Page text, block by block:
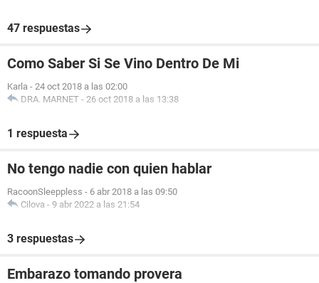
47 respuestas
Como Saber Si Se Vino Dentro De Mi
Karla - 24 oct 2018 a las 02:00
DRA. MARNET - 26 oct 2018 a las 13:38
1 respuesta
No tengo nadie con quien hablar
RacoonSleeppless - 6 abr 2018 a las 09:50
Cilova - 9 abr 2022 a las 21:54
3 respuestas
Embarazo tomando provera